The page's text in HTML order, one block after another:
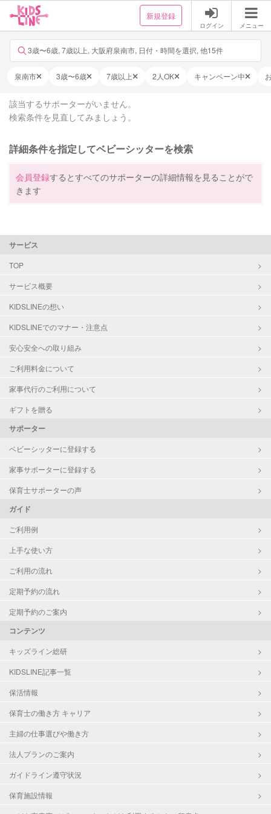
新規登録
ログイン メニュー
3歳〜6歳, 7歳以上, 大阪府泉南市, 日付・時間を選択, 他15件
泉南市 3歳〜6歳 7歳以上 2人OK キャンペーン中
該当するサポーターがいません。
検索条件を見直してみましょう。
詳細条件を指定してベビーシッターを検索
会員登録するとすべてのサポーターの詳細情報を見ることがで
きます
サービス
TOP
サービス概要
KIDSLINEの想い
KIDSLINEでのマナー・注意点
安心安全への取り組み
ご利用料金について
家事代行のご利用について
ギフトを贈る
サポーター
ベビーシッターに登録する
家事サポーターに登録する
保育士サポーターの声
ガイド
ご利用例
上手な使い方
ご利用の流れ
定期予約の流れ
定期予約のご案内
コンテンツ
キッズライン総研
KIDSLINE記事一覧
保活情報
保育士の働き方 キャリア
主婦の仕事選びや働き方
法人プランのご案内
ガイドライン遵守状況
保育施設情報